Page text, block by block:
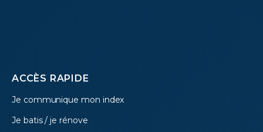
Footer
menu
ACCÈS RAPIDE
Je communique mon index
Je batis / je rénove